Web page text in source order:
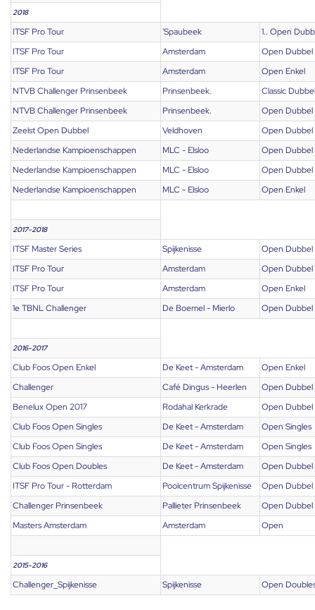
2018
ITSF Pro Tour 'Spaubeek
1.. Open
ITSF Pro Tour
Amsterdam
Open Dubbel
ITSF Pro Tour
Amsterdam
Open Enkel
NTVB Challenger Prinsenbeek
Prinsenbeek.
Classic Dubbel
NTVB Challenger Prinsenbeek
Prinsenbeek.
Open Dubbel
Zeelst Open Dubbel
Veldhoven
Open Dubbel
Nederlandse Kampioenschappen
MLC - Elsloo
Open Dubbel
Nederlandse Kampioenschappen
MLC - Elsloo
Open Dubbel
Nederlandse Kampioenschappen
MLC - Elsloo Open Enkel
2017-2018
ITSF Master Series Spijkenisse
Open Dubbel
ITSF Pro Tour
Amsterdam
Open Dubbel
ITSF Pro Tour
Amsterdam
Open Enkel
1e TBNL Challenger
De Boemel - Mierlo Open Dubbel
2016-2017
Club Foos Open Enkel De Keet - Amsterdam
Open Enkel
Challenger
Café Dingus - Heerlen
Open Dubbel
Benelux Open 2017
Rodahal Kerkrade
Open Dubbel
Club Foos Open Singles
De Keet - Amsterdam
Open Singles
Club Foos Open Singles
De Keet - Amsterdam
Open Singles
Club Foos Open Doubles
De Keet - Amsterdam
Open Dubbel
ITSF Pro Tour - Rotterdam
Poolcentrum Spijkenisse
Open Dubbel
Challenger Prinsenbeek
Pallieter Prinsenbeek
Open Dubbel
Masters Amsterdam
Amsterdam Open
2015-2016
Challenger_Spijkenisse Spijkenisse Open